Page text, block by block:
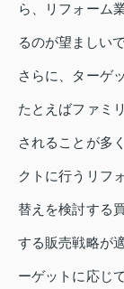
ら、リフォーム
るのが望ましいで
さらに、ターゲ
たとえばファミ
されることが多
クトに行うリフ
替えを検討する
する販売戦略が
ーゲットに応じ